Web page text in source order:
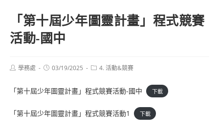
「第十屆少年圖靈計畫」程式競賽
活動-國中
Post學務處
Post03/19/2025
Post4. 活動&競賽
「第十屆少年圖靈計畫」程式競賽活動-國中 下載
「第十屆少年圖靈計畫」程式競賽活動1 下載